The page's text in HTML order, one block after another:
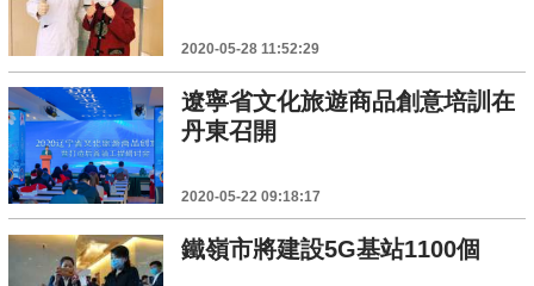
2020-05-28 11:52:29
遼寧省文化旅遊商品創意培訓在
丹東召開
2020-05-22 09:18:17
鐵嶺市將建設5G基站1100個